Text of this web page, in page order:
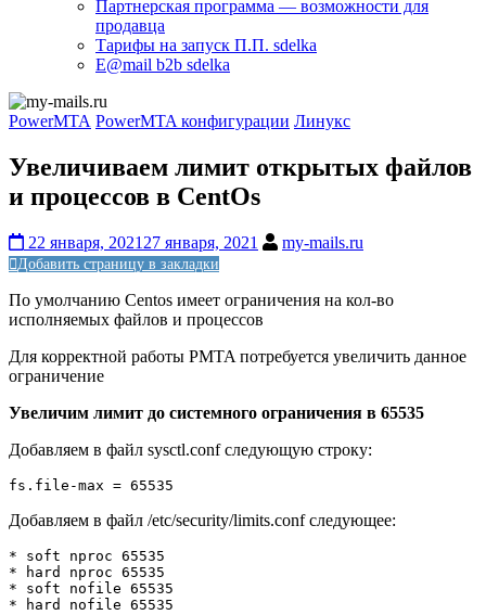
Партнерская программа — возможности для
продавца
Тарифы на запуск П.П. sdelka
E@mail b2b sdelka
PowerMTA PowerMTA конфигурации Линукс
Увеличиваем лимит открытых файлов
и процессов в CentOs
22 января, 2021 27 января, 2021 my-mails.ru
Добавить страницу в закладки
По умолчанию Centos имеет ограничения на кол-во
исполняемых файлов и процессов
Для корректной работы PMTA потребуется увеличить данное
ограничение
Увеличим лимит до системного ограничения в 65535
Добавляем в файл sysctl.conf следующую строку:
fs.file-max = 65535
Добавляем в файл /etc/security/limits.conf следующее:
* soft nproc 65535
* hard nproc 65535
* soft nofile 65535
* hard nofile 65535